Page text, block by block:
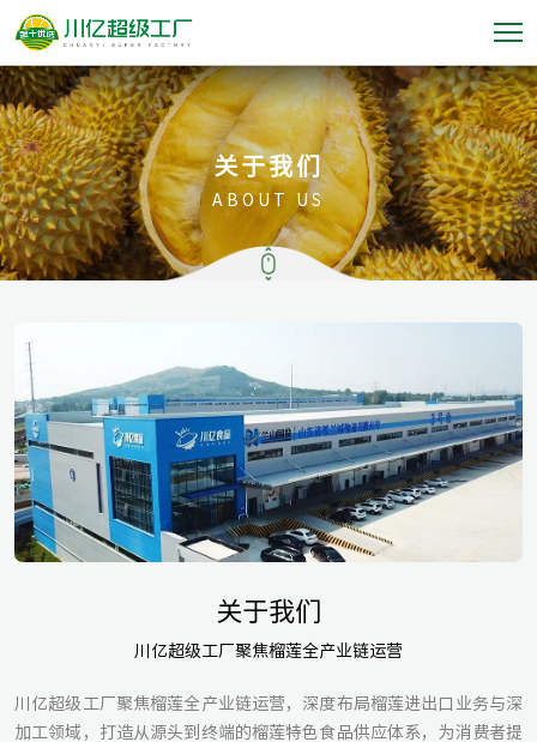
关于我们
ABOUT US
关于我们
川亿超级工厂聚焦榴莲全产业链运营
川亿超级工厂聚焦榴莲全产业链运营，深度布局榴莲进出口业务与深
加工领域，打造从源头到终端的榴莲特色食品供应体系，为消费者提